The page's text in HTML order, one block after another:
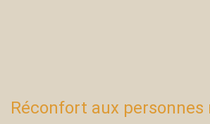
Réconfort aux personnes